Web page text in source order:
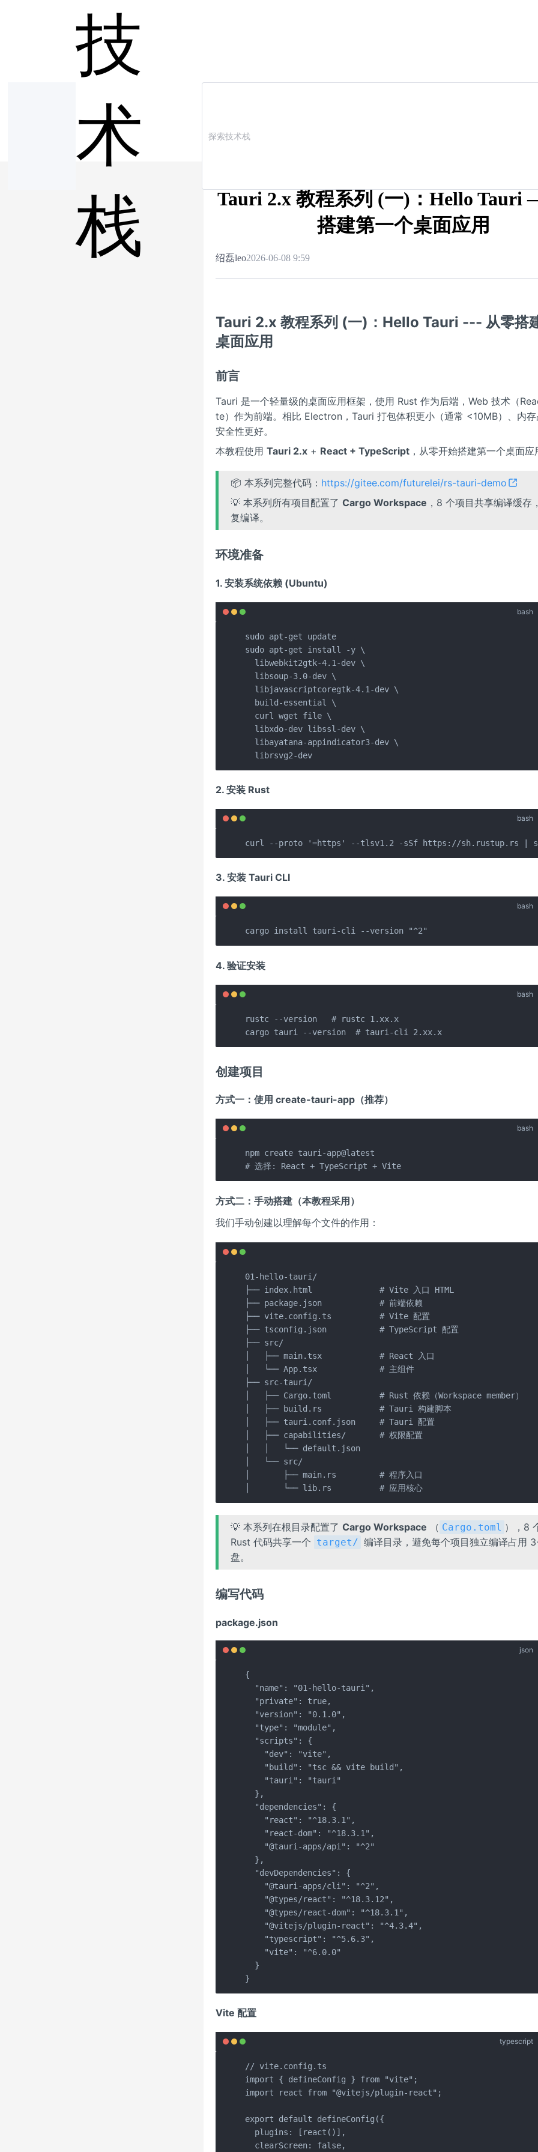
技
术
栈
Tauri 2.x 教程系列 (一)：Hello Tauri
搭建第一个桌面应用
绍磊leo2026-06-08 9:59
Tauri 2.x 教程系列 (一)：Hello Tauri --- 从零搭
桌面应用
前言
Tauri 是一个轻量级的桌面应用框架，使用 Rust 作为后端，Web 技术（
te）作为前端。相比 Electron，Tauri 打包体积更小（通常 <10MB）、内
安全性更好。
本教程使用Tauri 2.x + React + TypeScript ，从零开始搭建第一个桌面应
📦 本系列完整代码： https://gitee.com/futurelei/rs-tauri-demo
💡 本系列所有项目配置了 Cargo Workspace ，8 个项目共享编译缓存
复编译。
环境准备
1. 安装系统依赖 (Ubuntu)
bash
sudo apt-get update
sudo apt-get install -y \
  libwebkit2gtk-4.1-dev \
  libsoup-3.0-dev \
  libjavascriptcoregtk-4.1-dev \
  build-essential \
  curl wget file \
  libxdo-dev libssl-dev \
  libayatana-appindicator3-dev \
  librsvg2-dev
2. 安装 Rust
bash
curl --proto '=https' --tlsv1.2 -sSf https://sh.rustup.rs |
3. 安装 Tauri CLI
bash
cargo install tauri-cli --version "^2"
4. 验证安装
bash
rustc --version   # rustc 1.xx.x
cargo tauri --version  # tauri-cli 2.xx.x
创建项目
方式一：使用 create-tauri-app（推荐）
bash
npm create tauri-app@latest
# 选择: React + TypeScript + Vite
方式二：手动搭建（本教程采用）
我们手动创建以理解每个文件的作用：
01-hello-tauri/
├── index.html              # Vite 入口 HTML
├── package.json            # 前端依赖
├── vite.config.ts          # Vite 配置
├── tsconfig.json           # TypeScript 配置
├── src/
│   ├── main.tsx            # React 入口
│   └── App.tsx             # 主组件
├── src-tauri/
│   ├── Cargo.toml          # Rust 依赖（Workspace member）
│   ├── build.rs            # Tauri 构建脚本
│   ├── tauri.conf.json     # Tauri 配置
│   ├── capabilities/       # 权限配置
│   │   └── default.json
│   └── src/
│       ├── main.rs         # 程序入口
│       └── lib.rs          # 应用核心
💡 本系列在根目录配置了 Cargo Workspace （ Cargo.toml ），8
Rust 代码共享一个 target/ 编译目录，避免每个项目独立编译占用
盘。
编写代码
package.json
json
{
  "name": "01-hello-tauri",
  "private": true,
  "version": "0.1.0",
  "type": "module",
  "scripts": {
    "dev": "vite",
    "build": "tsc && vite build",
    "tauri": "tauri"
  },
  "dependencies": {
    "react": "^18.3.1",
    "react-dom": "^18.3.1",
    "@tauri-apps/api": "^2"
  },
  "devDependencies": {
    "@tauri-apps/cli": "^2",
    "@types/react": "^18.3.12",
    "@types/react-dom": "^18.3.1",
    "@vitejs/plugin-react": "^4.3.4",
    "typescript": "^5.6.3",
    "vite": "^6.0.0"
  }
}
Vite 配置
typescript
// vite.config.ts
import { defineConfig } from "vite";
import react from "@vitejs/plugin-react";
export default defineConfig({
  plugins: [react()],
  clearScreen: false,